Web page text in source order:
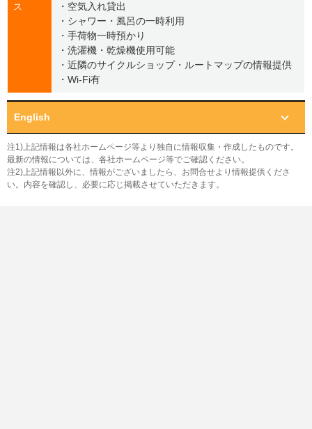
ス
・空気入れ貸出
・シャワー・風呂の一時利用
・手荷物一時預かり
・洗濯機・乾燥機使用可能
・近隣のサイクルショップ・ルートマップの情報提供
・Wi-Fi有
English
注1)上記情報は各社ホームページ等より独自に情報収集・作成したものです。
最新の情報については、各社ホームページ等でご確認ください。
注2)上記情報以外に、情報がございましたら、お問合せより情報提供くださ
い。内容を確認し、必要に応じ掲載させていただきます。